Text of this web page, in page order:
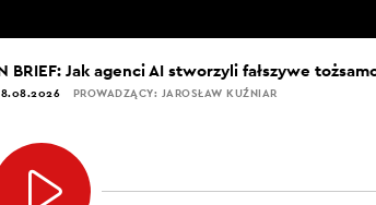
BRIEF: Jak agenci AI stworzyli fałszywe
PROWADZĄCY: JAROSŁAW KUŹNIAR